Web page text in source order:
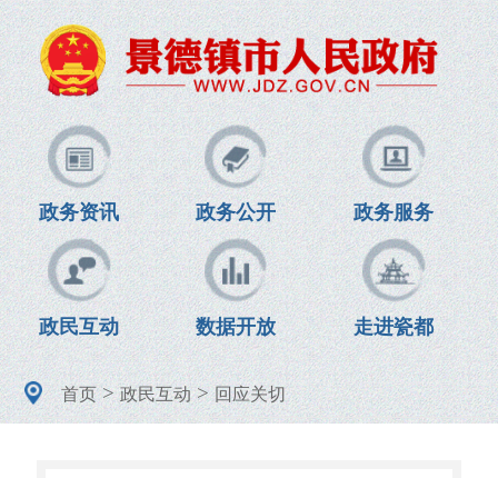
政务资讯 政务公开 政务服务
政民互动 数据开放 走进瓷都
首页>政民互动>回应关切